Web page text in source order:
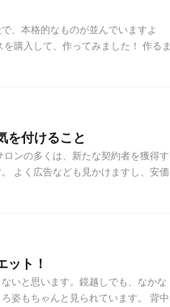
、本格的なものが並んでいますよ
購入して、作ってみました！ 作るま
を付けること
ンの多くは、新たな契約者を獲得す
よく広告なども見かけますし、安価
ット！
いと思います。鏡越しでも、なかな
姿もちゃんと見られています。 背中